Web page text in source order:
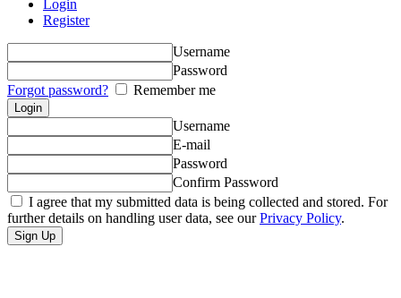
Login
Register
Username
Password
Forgot password?
Remember me
Username
E-mail
Password
Confirm Password
I agree that my submitted data is being collected and stored. For
further details on handling user data, see ourPrivacy Policy.